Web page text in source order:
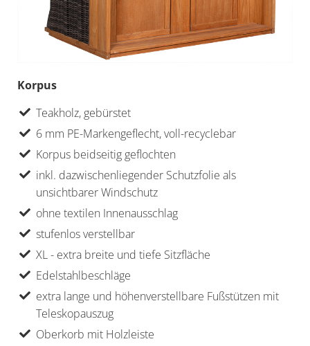
Korpus
Teakholz, gebürstet
6 mm PE-Markengeflecht, voll-recyclebar
Korpus beidseitig geflochten
inkl. dazwischenliegender Schutzfolie als
unsichtbarer Windschutz
ohne textilen Innenausschlag
stufenlos verstellbar
XL - extra breite und tiefe Sitzfläche
Edelstahlbeschläge
extra lange und höhenverstellbare Fußstützen mit
Teleskopauszug
Oberkorb mit Holzleiste